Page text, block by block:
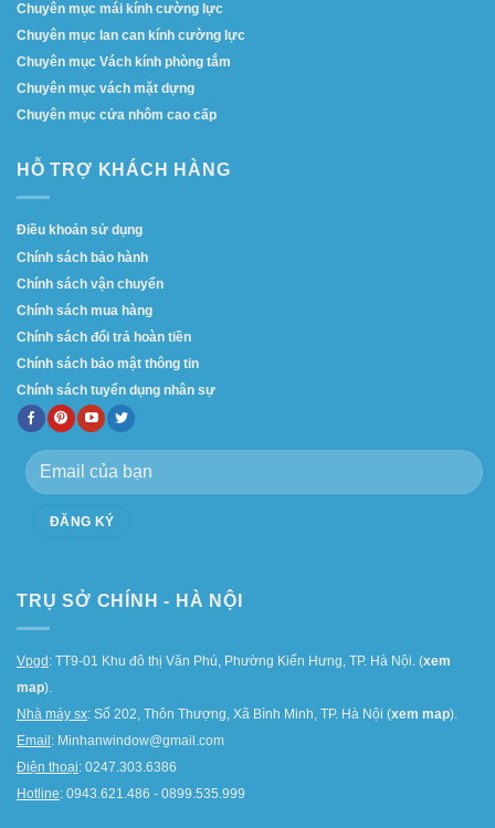
Chuyên mục mái kính cường lực
Chuyên mục lan can kính cường lực
Chuyên mục Vách kính phòng tắm
Chuyên mục vách mặt dựng
Chuyên mục cửa nhôm cao cấp
HỖ TRỢ KHÁCH HÀNG
Điều khoản sử dụng
Chính sách bảo hành
Chính sách vận chuyển
Chính sách mua hàng
Chính sách đổi trả hoàn tiền
Chính sách bảo mật thông tin
Chính sách tuyển dụng nhân sự
TRỤ SỞ CHÍNH - HÀ NỘI
Vpgd: TT9-01 Khu đô thị Văn Phú, Phường Kiến Hưng, TP. Hà Nội. (xem
map).
Nhà máy sx: Số 202, Thôn Thượng, Xã Bình Minh, TP. Hà Nội (xem map).
Email: Minhanwindow@gmail.com
Điện thoại: 0247.303.6386
Hotline: 0943.621.486 - 0899.535.999